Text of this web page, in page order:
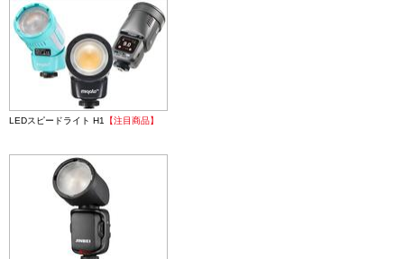
LEDスピードライト H1 【注目商品】